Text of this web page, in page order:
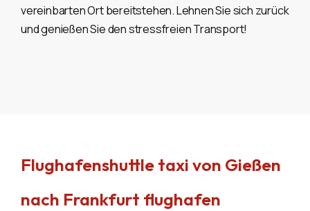
vereinbarten Ort bereitstehen. Lehnen Sie sich zurück
und genießen Sie den stressfreien Transport!
Flughafenshuttle taxi von Gießen
nach Frankfurt flughafen